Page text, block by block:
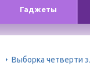
Гаджеты
Выборка четверти